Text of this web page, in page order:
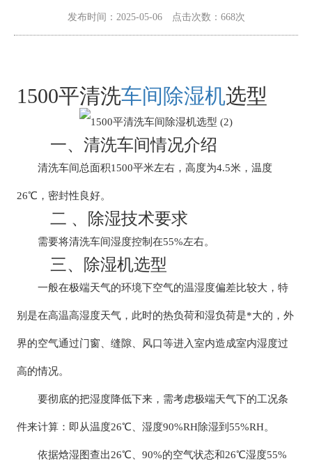
发布时间：2025-05-06 点击次数：668次
1500平清洗车间除湿机选型
一、清洗车间情况介绍
清洗车间总面积1500平米左右，高度为4.5米，温度
26℃，密封性良好。
二 、除湿技术要求
需要将清洗车间湿度控制在55%左右。
三、除湿机选型
一般在极端天气的环境下空气的温湿度偏差比较大，特
别是在高温高湿度天气，此时的热负荷和湿负荷是*大的，外
界的空气通过门窗、缝隙、风口等进入室内造成室内湿度过
高的情况。
要彻底的把湿度降低下来，需考虑极端天气下的工况条
件来计算：即从温度26℃、湿度90%RH除湿到55%RH。
依据焓湿图查出26℃、90%的空气状态和26℃湿度55%